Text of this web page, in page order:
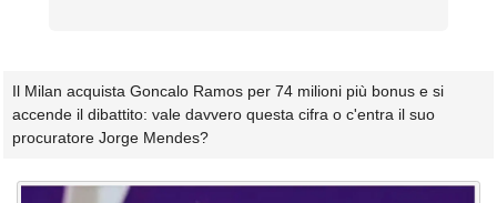
Il Milan acquista Goncalo Ramos per 74 milioni più bonus e si
accende il dibattito: vale davvero questa cifra o c'entra il suo
procuratore Jorge Mendes?